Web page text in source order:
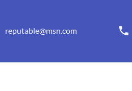
reputable@msn.com